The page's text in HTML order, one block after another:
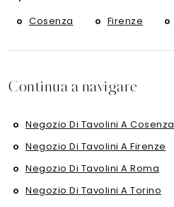
Cosenza Firenze
Continua a navigare
Negozio Di Tavolini A Cosenza
Negozio Di Tavolini A Firenze
Negozio Di Tavolini A Roma
Negozio Di Tavolini A Torino